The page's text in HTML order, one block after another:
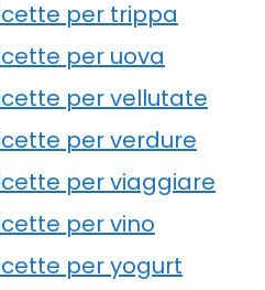
per trippa
per uova
per vellutate
per verdure
per viaggiare
per vino
per yogurt